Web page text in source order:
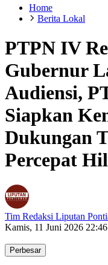
Home
Berita Lokal
PTPN IV
Gubernur
Audiensi,
Siapkan
Dukungan
Percepat
Tim Redaksi Liputan
Kamis, 11 Juni 2026
Perbesar